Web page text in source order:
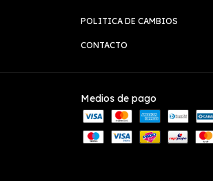
POLITICA DE CAMBIOS
CONTACTO
Medios de pago